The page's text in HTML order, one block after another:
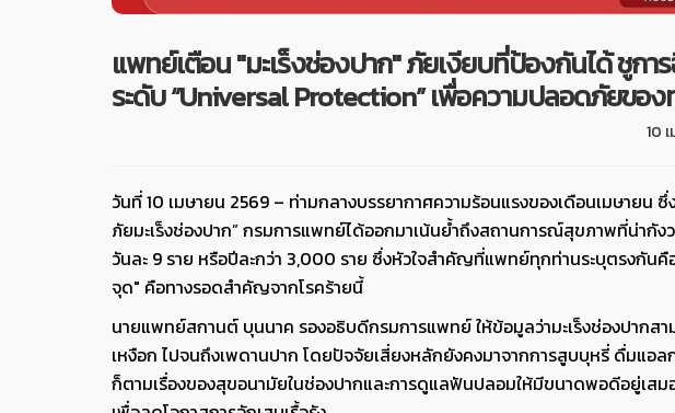
แพทย์เตือน "มะเร็งช่องปาก" ภัยเงียบที่ป้องกันได้ ชูก
ระดับ “Universal Protection” เพื่อความปลอดภัยขอ
10
วันที่ 10 เมษายน 2569 – ท่ามกลางบรรยากาศความร้อนแรงของเดือนเมษายน
ภัยมะเร็งช่องปาก” กรมการแพทย์ได้ออกมาเน้นย้ำถึงสถานการณ์สุขภาพที่น่ากั
วันละ 9 ราย หรือปีละกว่า 3,000 ราย ซึ่งหัวใจสำคัญที่แพทย์ทุกท่านระบุตรงกัน
จุด" คือทางรอดสำคัญจากโรคร้ายนี้
นายแพทย์สกานต์ บุนนาค รองอธิบดีกรมการแพทย์ ให้ข้อมูลว่ามะเร็งช่องปากส
เหงือก ไปจนถึงเพดานปาก โดยปัจจัยเสี่ยงหลักยังคงมาจากการสูบบุหรี่ ดื่มแอล
ก็ตามเรื่องของสุขอนามัยในช่องปากและการดูแลฟันปลอมให้มีขนาดพอดีอยู่เสม